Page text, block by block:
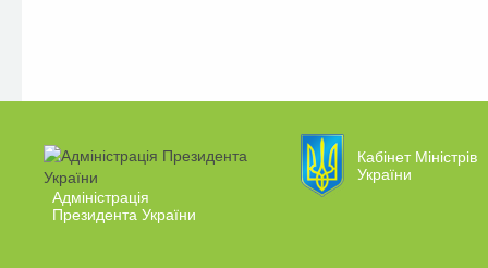
Адміністрація
Президента України
Кабінет Міністрів
України